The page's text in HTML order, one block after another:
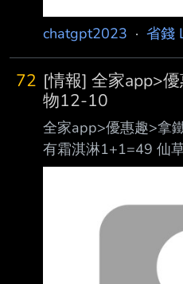
chatgpt2023 · 省錢
72 [情報] 全家app>
物12-10
全家app>優惠趣>拿
有霜淇淋1+1=49 仙
https://
https://
吧! 在座各位大德怎